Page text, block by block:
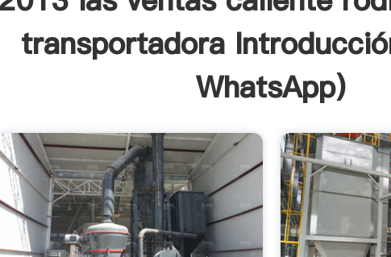
transportadora
WhatsApp)